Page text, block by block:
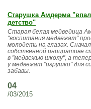
Старушка Амдерма
детство"
Старая белая медведица
"воспитания медвежат"
молодеть на глазах.
собственной инициативе
в "медвежью школу", а
у медвежат "игрушки" для
забавы.
04
/03/2015